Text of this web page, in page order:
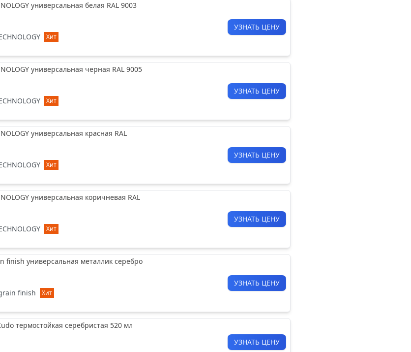
универсальная белая RAL 9003
Хит
УЗНАТЬ ЦЕНУ
универсальная черная RAL 9005
Хит
УЗНАТЬ ЦЕНУ
универсальная красная RAL
Хит
УЗНАТЬ ЦЕНУ
универсальная коричневая RAL
Хит
УЗНАТЬ ЦЕНУ
finish универсальная металлик серебро
finish
Хит
УЗНАТЬ ЦЕНУ
термостойкая серебристая 520 мл
УЗНАТЬ ЦЕНУ